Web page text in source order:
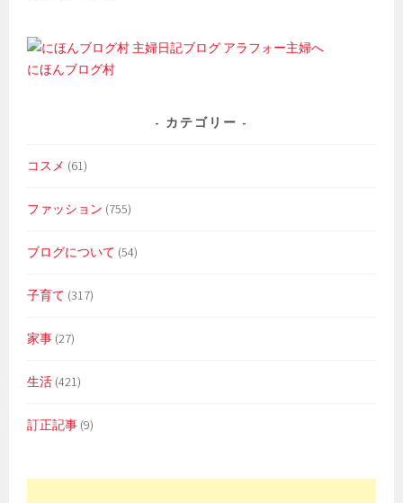
にほんブログ村
カテゴリー
コスメ (61)
ファッション (755)
ブログについて (54)
子育て (317)
家事 (27)
生活 (421)
訂正記事 (9)